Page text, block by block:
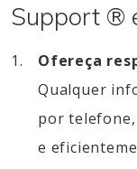
Support ®
Ofereça
Qualquer
por
e